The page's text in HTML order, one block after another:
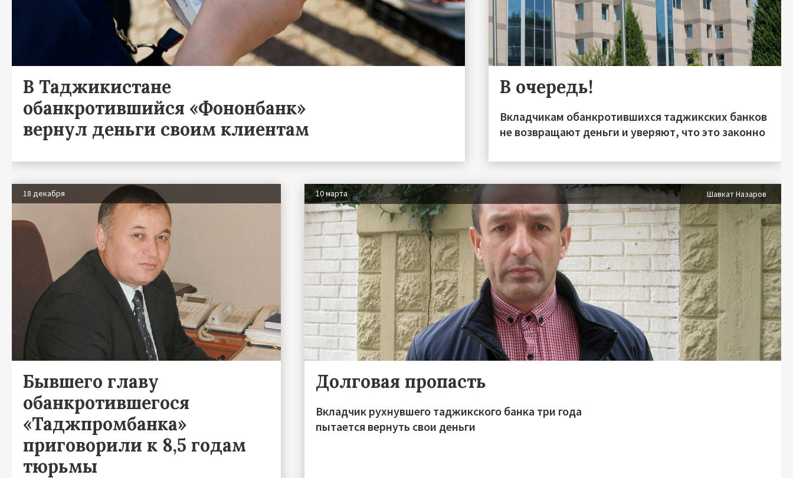
В Таджикистане
обанкротившийся «Фононбанк»
вернул деньги своим клиентам
В очередь!
Вкладчикам обанкротившихся таджикских банков
не возвращают деньги и уверяют, что это законно
18 декабря
Бывшего главу
обанкротившегося
«Таджпромбанка»
приговорили к 8,5 годам
тюрьмы
10 марта Шавкат Назаров
Долговая пропасть
Вкладчик рухнувшего таджикского банка три года
пытается вернуть свои деньги